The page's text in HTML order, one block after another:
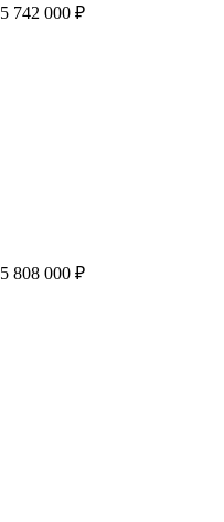
5 742 000 ₽
5 808 000 ₽